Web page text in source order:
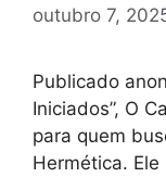
outubro 7,
Publicado
Iniciados”, O
para quem
Hermética.